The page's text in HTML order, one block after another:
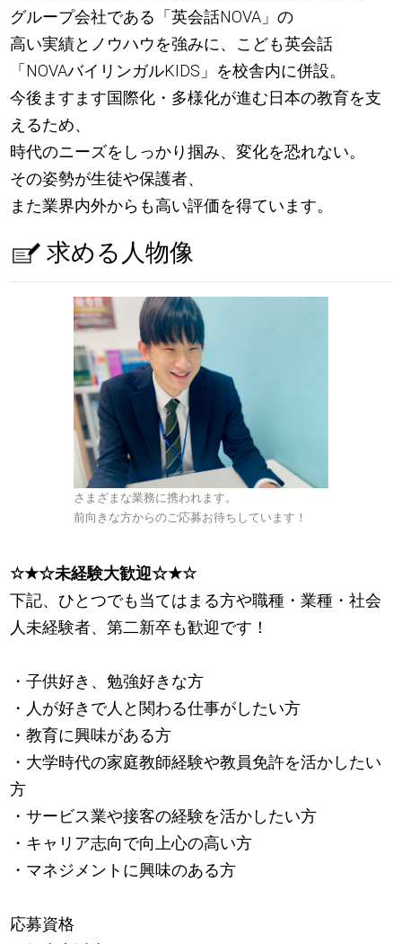
グループ会社である「英会話NOVA」の
高い実績とノウハウを強みに、こども英会話
「NOVAバイリンガルKIDS」を校舎内に併設。
今後ますます国際化・多様化が進む日本の教育を支
えるため、
時代のニーズをしっかり掴み、変化を恐れない。
その姿勢が生徒や保護者、
また業界内外からも高い評価を得ています。
求める人物像
さまざまな業務に携われます。
前向きな方からのご応募お待ちしています！
☆★☆未経験大歓迎☆★☆
下記、ひとつでも当てはまる方や職種・業種・社会
人未経験者、第二新卒も歓迎です！
・子供好き、勉強好きな方
・人が好きで人と関わる仕事がしたい方
・教育に興味がある方
・大学時代の家庭教師経験や教員免許を活かしたい
方
・サービス業や接客の経験を活かしたい方
・キャリア志向で向上心の高い方
・マネジメントに興味のある方
応募資格